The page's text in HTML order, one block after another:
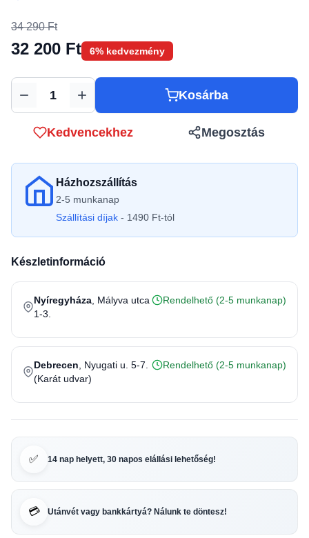
34 290 Ft
32 200 Ft 6% kedvezmény
Mennyiség Kosárba
Kedvencekhez Megosztás
Házhozszállítás
2-5 munkanap
Szállítási díjak - 1490 Ft-tól
Készletinformáció
Nyíregyháza , Mályva utca
1-3.
Rendelhető (2-5 munkanap)
Debrecen , Nyugati u. 5-7.
(Karát udvar)
Rendelhető (2-5 munkanap)
✅ 14 nap helyett, 30 napos elállási lehetőség!
💳 Utánvét vagy bankkártyá? Nálunk te döntesz!